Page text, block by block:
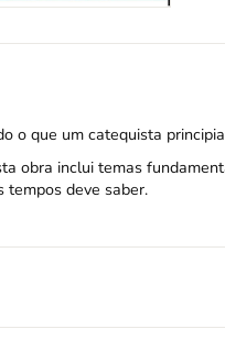
o que um catequista
obra inclui temas
tempos deve saber.